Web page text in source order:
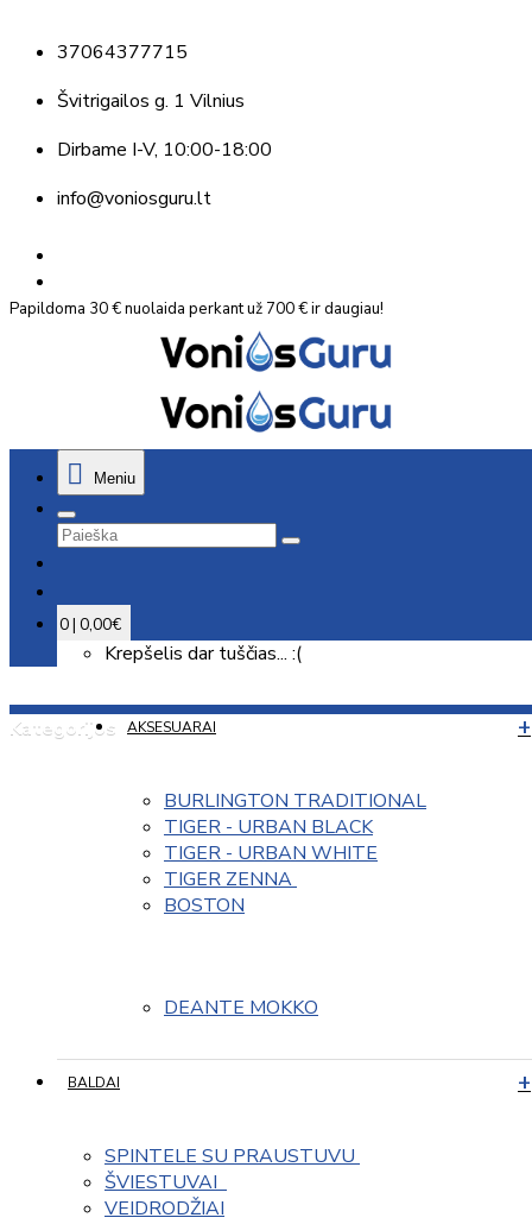
37064377715
Švitrigailos g. 1 Vilnius
Dirbame I-V, 10:00-18:00
info@voniosguru.lt
Papildoma 30 € nuolaida perkant už 700 € ir daugiau!
Meniu
0 | 0,00€
Krepšelis dar tuščias... :(
Kategorijos AKSESUARAI
BURLINGTON TRADITIONAL
TIGER - URBAN BLACK
TIGER - URBAN WHITE
TIGER ZENNA
BOSTON
DEANTE MOKKO
BALDAI
SPINTELE SU PRAUSTUVU
ŠVIESTUVAI
VEIDRODŽIAI